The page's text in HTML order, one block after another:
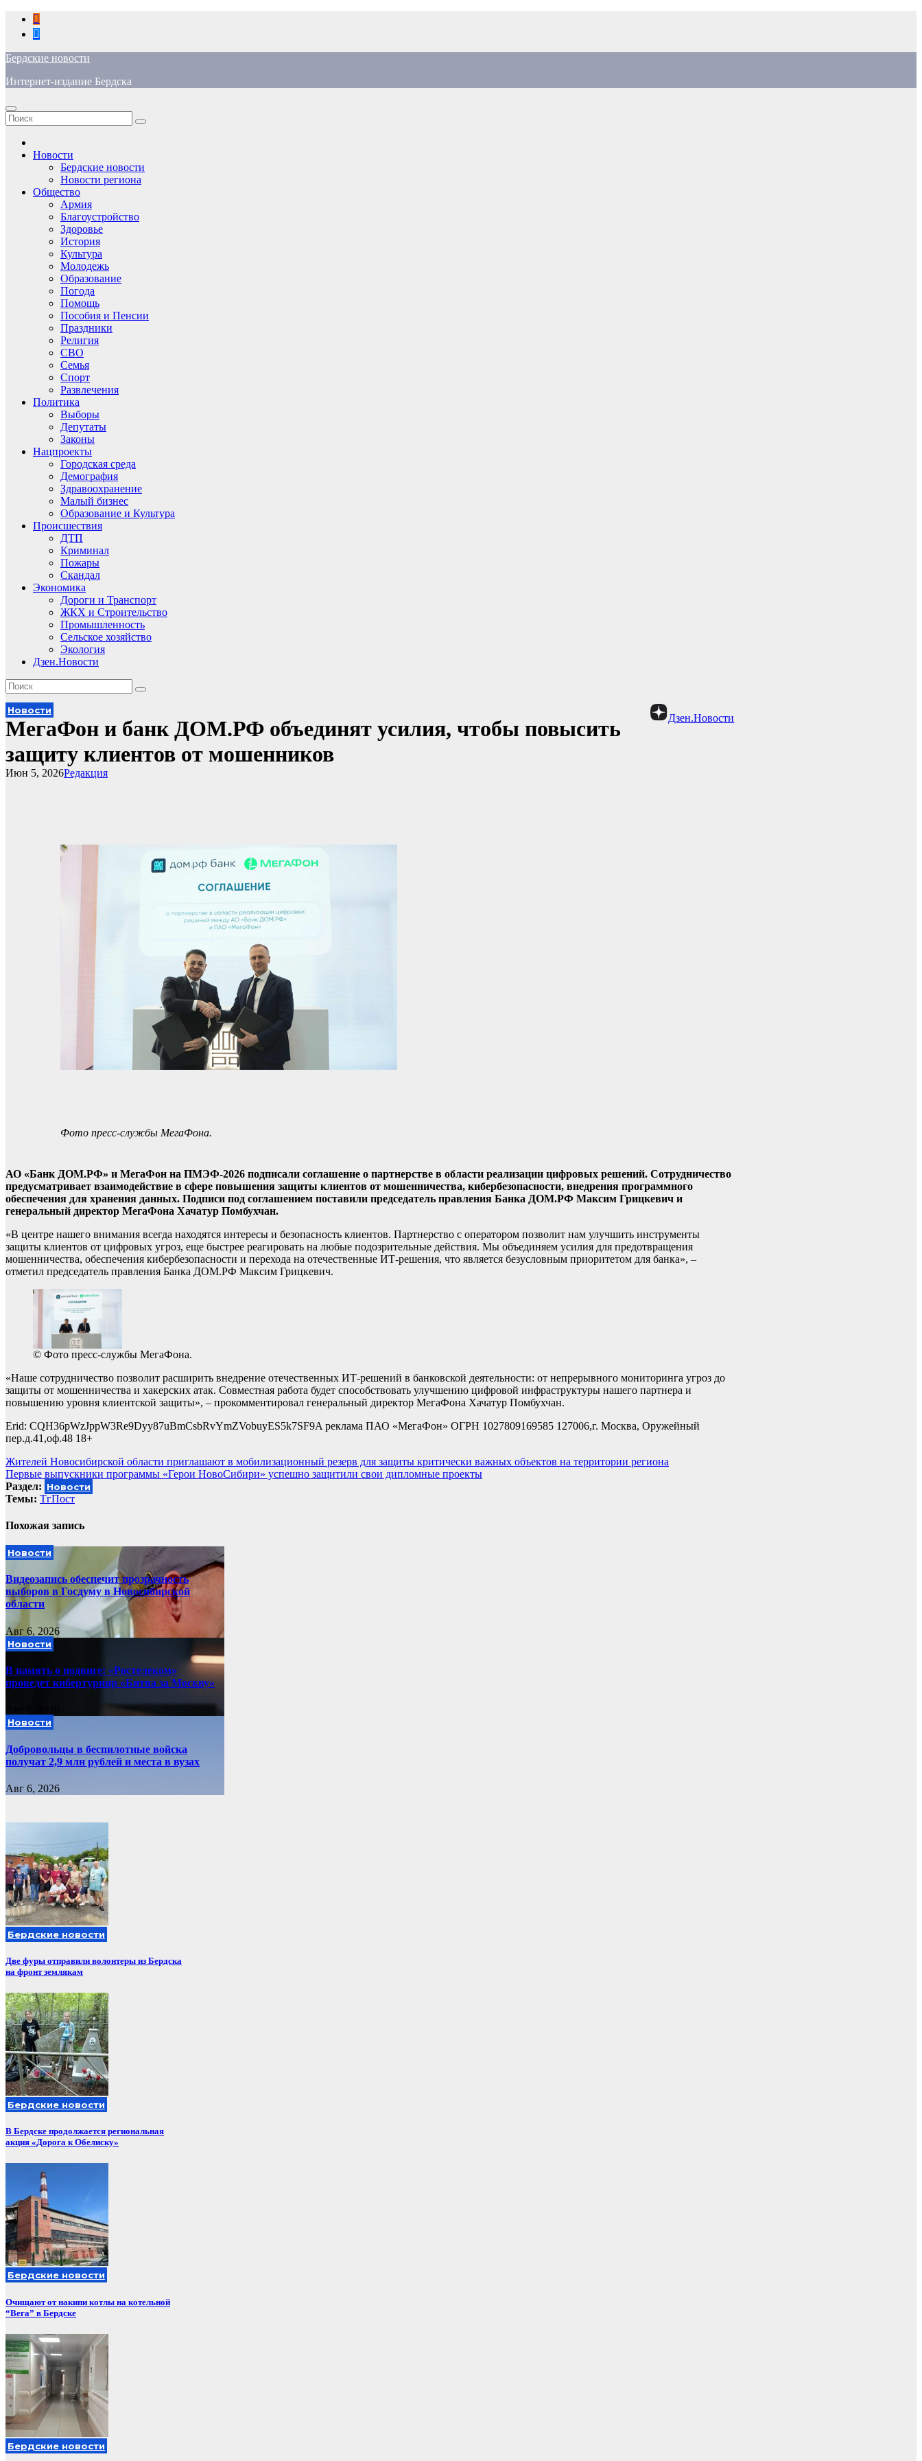
Перейти
содержимому
Бердские новости
Интернет-издание Бердска
Новости
Бердские новости
Новости региона
Общество
Армия
Благоустройство
Здоровье
История
Культура
Молодежь
Образование
Погода
Помощь
Пособия и Пенсии
Праздники
Религия
СВО
Семья
Спорт
Развлечения
Политика
Выборы
Депутаты
Законы
Нацпроекты
Городская среда
Демография
Здравоохранение
Малый бизнес
Образование и Культура
Происшествия
ДТП
Криминал
Пожары
Скандал
Экономика
Дороги и Транспорт
ЖКХ и Строительство
Промышленность
Сельское хозяйство
Экология
Дзен.Новости
Дзен.Новости
Новости
МегаФон и банк ДОМ.РФ объединят усилия, чтобы повысить
защиту клиентов от мошенников
Редакция
Июн 5, 2026
Фото пресс-службы МегаФона.
АО «Банк ДОМ.РФ» и МегаФон на ПМЭФ-2026 подписали соглашение о партнерстве в области реализации цифровых решений. Сотрудничество
предусматривает взаимодействие в сфере повышения защиты клиентов от мошенничества, кибербезопасности, внедрения программного
обеспечения для хранения данных. Подписи под соглашением поставили председатель правления Банка ДОМ.РФ Максим Грицкевич и
генеральный директор МегаФона Хачатур Помбухчан.
«В центре нашего внимания всегда находятся интересы и безопасность клиентов. Партнерство с оператором позволит нам улучшить инструменты
защиты клиентов от цифровых угроз, еще быстрее реагировать на любые подозрительные действия. Мы объединяем усилия для предотвращения
мошенничества, обеспечения кибербезопасности и перехода на отечественные ИТ-решения, что является безусловным приоритетом для банка», –
отметил председатель правления Банка ДОМ.РФ Максим Грицкевич.
© Фото пресс-службы МегаФона.
«Наше сотрудничество позволит расширить внедрение отечественных ИТ-решений в банковской деятельности: от непрерывного мониторинга угроз до
защиты от мошенничества и хакерских атак. Совместная работа будет способствовать улучшению цифровой инфраструктуры нашего партнера и
повышению уровня клиентской защиты», – прокомментировал генеральный директор МегаФона Хачатур Помбухчан.
Erid: CQH36pWzJppW3Re9Dyy87uBmCsbRvYmZVobuyES5k7SF9A реклама ПАО «МегаФон» ОГРН 1027809169585 127006,г. Москва, Оружейный
пер.д.41,оф.48 18+
Навигация
по
записям
Жителей Новосибирской области приглашают в мобилизационный резерв для защиты критически важных объектов на территории региона
Первые выпускники программы «Герои НовоСибири» успешно защитили свои дипломные проекты
Раздел: Новости
Темы: ТгПост
Похожая запись
Новости
Видеозапись обеспечит прозрачность
выборов в Госдуму в Новосибирской
области
Авг 6, 2026
Новости
В память о подвиге: «Ростелеком»
проведет кибертурнир «Битва за Москву»
Новости
Добровольцы в беспилотные войска
получат 2,9 млн рублей и места в вузах
Авг 6, 2026
Бердские новости
Две фуры отправили волонтеры из Бердска
на фронт землякам
Бердские новости
В Бердске продолжается региональная
акция «Дорога к Обелиску»
Бердские новости
Очищают от накипи котлы на котельной
“Вега” в Бердске
Бердские новости